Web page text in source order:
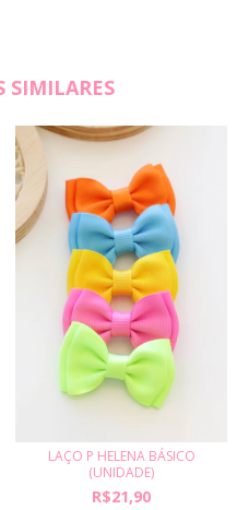
SIMILARES
LAÇO P HELENA BÁSICO
(UNIDADE)
R$21,90